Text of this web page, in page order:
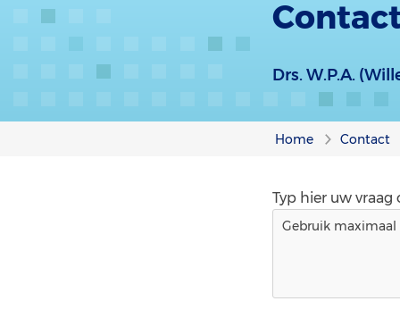
Drs. W.P.A.
Home Contact
Typ hier uw